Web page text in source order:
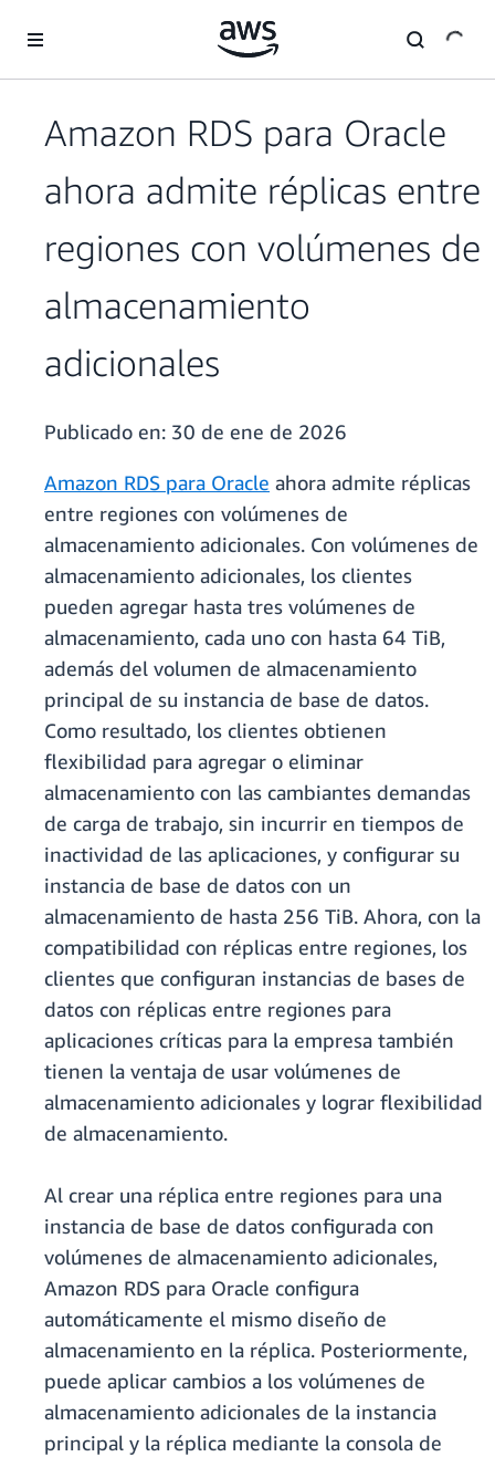
Amazon RDS para Oracle
ahora admite réplicas entre
regiones con volúmenes de
almacenamiento
adicionales
Publicado en: 30 de ene de 2026
Amazon RDS para Oracle ahora admite réplicas
entre regiones con volúmenes de
almacenamiento adicionales. Con volúmenes de
almacenamiento adicionales, los clientes
pueden agregar hasta tres volúmenes de
almacenamiento, cada uno con hasta 64 TiB,
además del volumen de almacenamiento
principal de su instancia de base de datos.
Como resultado, los clientes obtienen
flexibilidad para agregar o eliminar
almacenamiento con las cambiantes demandas
de carga de trabajo, sin incurrir en tiempos de
inactividad de las aplicaciones, y configurar su
instancia de base de datos con un
almacenamiento de hasta 256 TiB. Ahora, con la
compatibilidad con réplicas entre regiones, los
clientes que configuran instancias de bases de
datos con réplicas entre regiones para
aplicaciones críticas para la empresa también
tienen la ventaja de usar volúmenes de
almacenamiento adicionales y lograr flexibilidad
de almacenamiento.
Al crear una réplica entre regiones para una
instancia de base de datos configurada con
volúmenes de almacenamiento adicionales,
Amazon RDS para Oracle configura
automáticamente el mismo diseño de
almacenamiento en la réplica. Posteriormente,
puede aplicar cambios a los volúmenes de
almacenamiento adicionales de la instancia
principal y la réplica mediante la consola de